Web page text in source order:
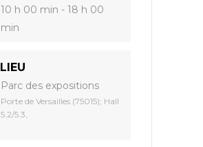
10 h 00 min - 18 h 00
min
LIEU
Parc des expositions
Porte de Versailles (75015); Hall
5.2/5.3,